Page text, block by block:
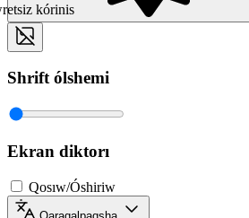
kórinis
Shrift ólshemi
Ekran diktorı
Qosıw/Óshiriw